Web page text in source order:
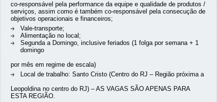
co-responsável pela performance da equipe e qualidade de produtos /
serviços, assim como é também co-responsável pela consecução de
objetivos operacionais e financeiros;
Vale-transporte;
Alimentação no local;
Segunda a Domingo, inclusive feriados (1 folga por semana + 1
domingo
por mês em regime de escala)
Local de trabalho: Santo Cristo (Centro do RJ – Região próxima a
Leopoldina no centro do RJ) – AS VAGAS SÃO APENAS PARA
ESTA REGIÃO.